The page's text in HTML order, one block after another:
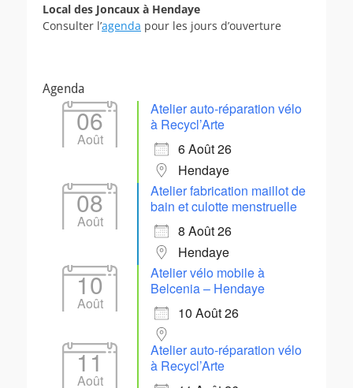
Local des Joncaux à Hendaye
Consulter l’agenda pour les jours d’ouverture
Agenda
06
Août
Atelier auto-réparation vélo
à Recycl’Arte
6 Août 26
Hendaye
08
Août
Atelier fabrication maillot de
bain et culotte menstruelle
8 Août 26
Hendaye
10
Août
Atelier vélo mobile à
Belcenia – Hendaye
10 Août 26
11
Août
Atelier auto-réparation vélo
à Recycl’Arte